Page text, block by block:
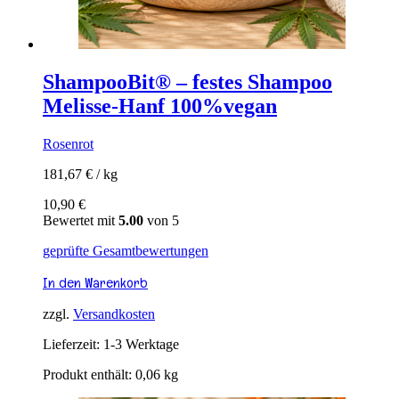
ShampooBit® – festes Shampoo
Melisse-Hanf 100%vegan
Rosenrot
181,67 € /kg
10,90 €
Bewertet mit 5.00 von 5
geprüfte Gesamtbewertungen
In den Warenkorb
zzgl. Versandkosten
Lieferzeit: 1-3 Werktage
Produkt enthält: 0,06 kg